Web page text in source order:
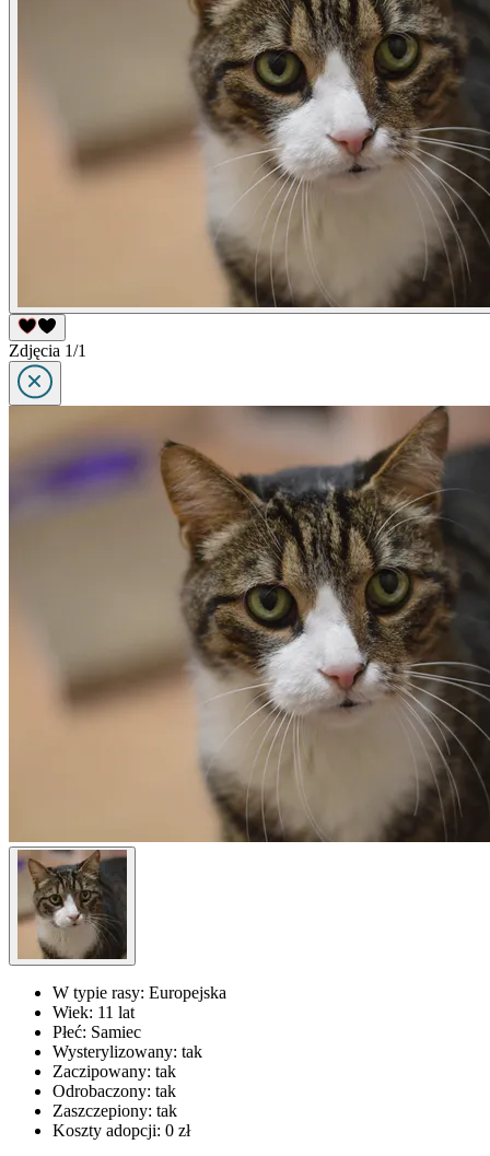
Zdjęcia 1/1
W typie rasy: Europejska
Wiek: 11 lat
Płeć: Samiec
Wysterylizowany: tak
Zaczipowany: tak
Odrobaczony: tak
Zaszczepiony: tak
Koszty adopcji: 0 zł